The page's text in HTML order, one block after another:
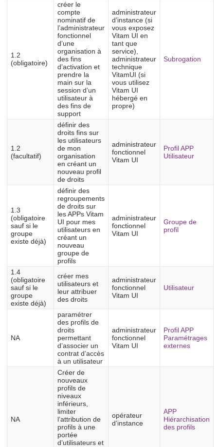
1.2
(obligatoire)
créer le
compte
nominatif de
l’administrateur
fonctionnel
d’une
organisation à
des fins
d’activation et
prendre la
main sur la
session d’un
utilisateur à
des fins de
support
administrateur
d’instance (si
vous exposez
Vitam UI en
tant que
service),
administrateur
technique
VitamUI (si
vous utilisez
Vitam UI
hébergé en
propre)
Subrogation
1.2
(facultatif)
définir des
droits fins sur
les utilisateurs
de mon
organisation
en créant un
nouveau profil
de droits
administrateur
fonctionnel
Vitam UI
Profil APP
Utilisateur
1.3
(obligatoire
sauf si le
groupe
existe déjà)
définir des
regroupements
de droits sur
les APPs Vitam
UI pour mes
utilisateurs en
créant un
nouveau
groupe de
profils
administrateur
fonctionnel
Vitam UI
Groupe de
profil
1.4
(obligatoire
sauf si le
groupe
existe déjà)
créer mes
utilisateurs et
leur attribuer
des droits
administrateur
fonctionnel
Vitam UI
Utilisateur
NA
paramétrer
des profils de
droits
permettant
d’associer un
contrat d’accès
à un utilisateur
administrateur
fonctionnel
Vitam UI
Profil APP
Paramétrages
externes
NA
Créer de
nouveaux
profils de
niveaux
inférieurs,
limiter
l’attribution de
profils à une
portée
d’utilisateurs et
opérateur
d’instance
APP
Hiérarchisation
des profils